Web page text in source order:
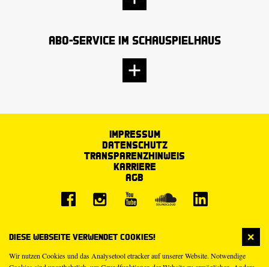
Diese Webseite verwendet Cookies!
Wir nutzen Cookies und das Analysetool etracker auf unserer Website. Notwendige
Abo-Service im Schauspielhaus
Impressum
Datenschutz
Transparenzhinweis
Karriere
AGB